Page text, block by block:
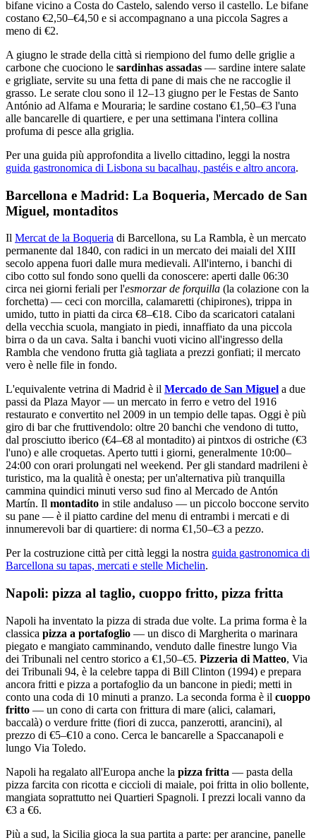
bifane vicino a Costa do Castelo, salendo verso il castello. Le bifane
costano €2,50–€4,50 e si accompagnano a una piccola Sagres a
meno di €2.
A giugno le strade della città si riempiono del fumo delle griglie a
carbone che cuociono le sardinhas assadas — sardine intere salate
e grigliate, servite su una fetta di pane di mais che ne raccoglie il
grasso. Le serate clou sono il 12–13 giugno per le Festas de Santo
António ad Alfama e Mouraria; le sardine costano €1,50–€3 l'una
alle bancarelle di quartiere, e per una settimana l'intera collina
profuma di pesce alla griglia.
Per una guida più approfondita a livello cittadino, leggi la nostra
guida gastronomica di Lisbona su bacalhau, pastéis e altro ancora.
Barcellona e Madrid: La Boqueria, Mercado de San
Miguel, montaditos
Il Mercat de la Boqueria di Barcellona, su La Rambla, è un mercato
permanente dal 1840, con radici in un mercato dei maiali del XIII
secolo appena fuori dalle mura medievali. All'interno, i banchi di
cibo cotto sul fondo sono quelli da conoscere: aperti dalle 06:30
circa nei giorni feriali per l'esmorzar de forquilla (la colazione con la
forchetta) — ceci con morcilla, calamaretti (chipirones), trippa in
umido, tutto in piatti da circa €8–€18. Cibo da scaricatori catalani
della vecchia scuola, mangiato in piedi, innaffiato da una piccola
birra o da un cava. Salta i banchi vuoti vicino all'ingresso della
Rambla che vendono frutta già tagliata a prezzi gonfiati; il mercato
vero è nelle file in fondo.
L'equivalente vetrina di Madrid è il Mercado de San Miguel a due
passi da Plaza Mayor — un mercato in ferro e vetro del 1916
restaurato e convertito nel 2009 in un tempio delle tapas. Oggi è più
giro di bar che fruttivendolo: oltre 20 banchi che vendono di tutto,
dal prosciutto iberico (€4–€8 al montadito) ai pintxos di ostriche (€3
l'uno) e alle croquetas. Aperto tutti i giorni, generalmente 10:00–
24:00 con orari prolungati nel weekend. Per gli standard madrileni è
turistico, ma la qualità è onesta; per un'alternativa più tranquilla
cammina quindici minuti verso sud fino al Mercado de Antón
Martín. Il montadito in stile andaluso — un piccolo boccone servito
su pane — è il piatto cardine del menu di entrambi i mercati e di
innumerevoli bar di quartiere: di norma €1,50–€3 a pezzo.
Per la costruzione città per città leggi la nostra guida gastronomica di
Barcellona su tapas, mercati e stelle Michelin.
Napoli: pizza al taglio, cuoppo fritto, pizza fritta
Napoli ha inventato la pizza di strada due volte. La prima forma è la
classica pizza a portafoglio — un disco di Margherita o marinara
piegato e mangiato camminando, venduto dalle finestre lungo Via
dei Tribunali nel centro storico a €1,50–€5. Pizzeria di Matteo, Via
dei Tribunali 94, è la celebre tappa di Bill Clinton (1994) e prepara
ancora fritti e pizza a portafoglio da un bancone in piedi; metti in
conto una coda di 10 minuti a pranzo. La seconda forma è il cuoppo
fritto — un cono di carta con frittura di mare (alici, calamari,
baccalà) o verdure fritte (fiori di zucca, panzerotti, arancini), al
prezzo di €5–€10 a cono. Cerca le bancarelle a Spaccanapoli e
lungo Via Toledo.
Napoli ha regalato all'Europa anche la pizza fritta — pasta della
pizza farcita con ricotta e ciccioli di maiale, poi fritta in olio bollente,
mangiata soprattutto nei Quartieri Spagnoli. I prezzi locali vanno da
€3 a €6.
Più a sud, la Sicilia gioca la sua partita a parte: per arancine, panelle